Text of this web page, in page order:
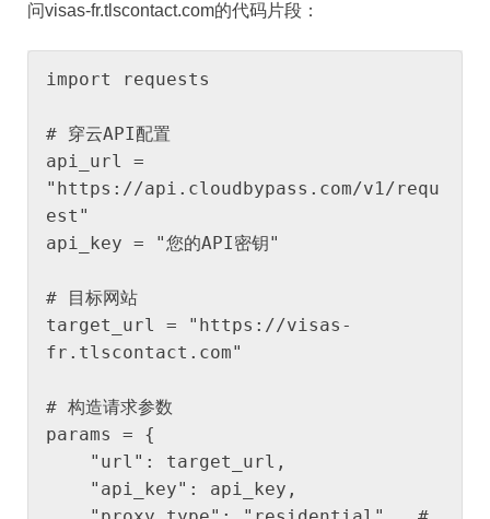
问visas-fr.tlscontact.com的代码片段：
import requests
# 穿云API配置
api_url =
"https://api.cloudbypass.com/v1/requ
est"
api_key = "您的API密钥"
# 目标网站
target_url = "https://visas-
fr.tlscontact.com"
# 构造请求参数
params = {